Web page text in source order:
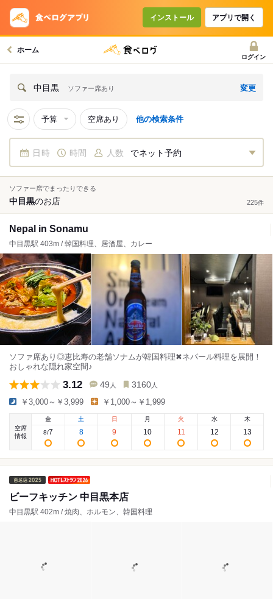
インストール アプリで開く
ホーム
ログイン
中目黒 ソファー席あり 変更
予算 空席あり 他の検索条件
日時 時間 人数 でネット予約
ソファー席でまったりできる
中目黒のお店 225件
Nepal in Sonamu
中目黒駅 403m / 韓国料理、居酒屋、カレー
ソファ席あり◎恵比寿の老舗ソナムが韓国料理✖︎ネパール料理を展開！
おしゃれな隠れ家空間♪
3.12 49 人 3160 人
￥3,000～￥3,999 ￥1,000～￥1,999
空席
情報
金
8/7
土
8
日
9
月
10
火
11
水
12
木
13
ビーフキッチン 中目黒本店
中目黒駅 402m / 焼肉、ホルモン、韓国料理